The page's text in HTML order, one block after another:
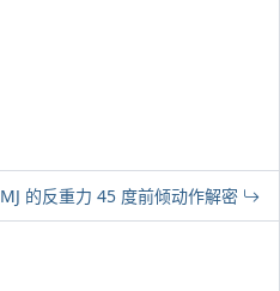
MJ 的反重力 45 度前倾动作解密